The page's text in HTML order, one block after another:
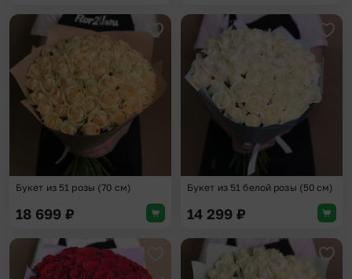
Добавить в избранное
Букет из 51 розы (70 см)
18 699 ₽
Букет из 51 белой розы (50 см)
14 299 ₽
Добавить в избранное